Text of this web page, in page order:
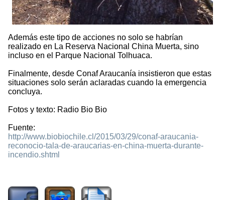
Además este tipo de acciones no solo se habrían
realizado en La Reserva Nacional China Muerta, sino
incluso en el Parque Nacional Tolhuaca.
Finalmente, desde Conaf Araucanía insistieron que estas
situaciones solo serán aclaradas cuando la emergencia
concluya.
Fotos y texto: Radio Bio Bio
Fuente:
http://www.biobiochile.cl/2015/03/29/conaf-araucania-
reconocio-tala-de-araucarias-en-china-muerta-durante-
incendio.shtml